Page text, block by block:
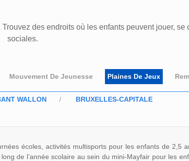
des endroits où les enfants peuvent jouer,
sociales.
Mouvement De Jeunesse Plaines De Jeux
WALLON BRUXELLES-CAPITALE
écoles, activités multisports pour les enfants de 2,5
de l’année scolaire au sein du mini-Mayfair pour les